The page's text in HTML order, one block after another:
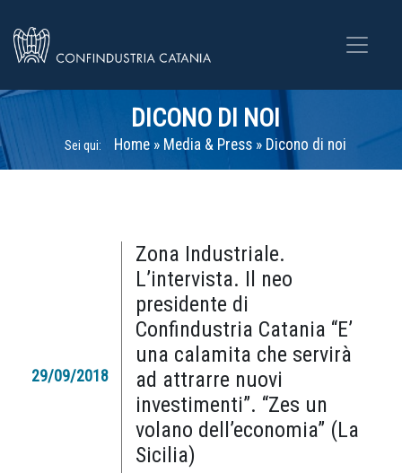
DICONO DI NOI
Sei qui: Home » Media & Press » Dicono di noi
29/09/2018
Zona Industriale.
L’intervista. Il neo
presidente di
Confindustria Catania “E’
una calamita che servirà
ad attrarre nuovi
investimenti”. “Zes un
volano dell’economia” (La
Sicilia)